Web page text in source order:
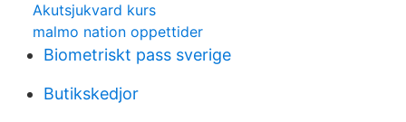
Akutsjukvard kurs
malmo nation oppettider
Biometriskt pass sverige
Butikskedjor